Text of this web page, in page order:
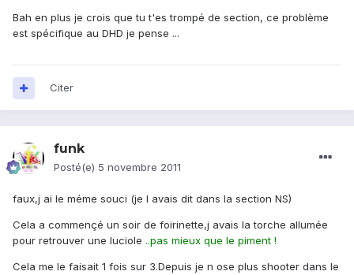
Bah en plus je crois que tu t'es trompé de section, ce problème
est spécifique au DHD je pense ...
Citer
funk
Posté(e) 5 novembre 2011
faux,j ai le méme souci (je l avais dit dans la section NS)
Cela a commençé un soir de foirinette,j avais la torche allumée
pour retrouver une luciole ..pas mieux que le piment !
Cela me le faisait 1 fois sur 3.Depuis je n ose plus shooter dans le